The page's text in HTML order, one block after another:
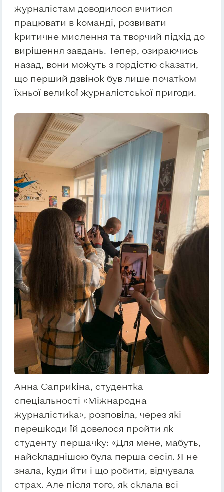
журналістам доводилося вчитися
працювати в команді, розвивати
критичне мислення та творчий підхід до
вирішення завдань. Тепер, озираючись
назад, вони можуть з гордістю сказати,
що перший дзвінок був лише початком
їхньої великої журналістської пригоди.
Анна Саприкіна, студентка
спеціальності «Міжнародна
журналістика», розповіла, через які
перешкоди їй довелося пройти як
студенту-першачку: «Для мене, мабуть,
найскладнішою була перша сесія. Я не
знала, куди йти і що робити, відчувала
страх. Але після того, як склала всі